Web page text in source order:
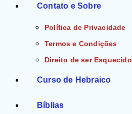
Contato e Sobre
Política de Privacidade
Termos e Condições
Direito de ser Esquecido
Curso de Hebraico
Bíblias